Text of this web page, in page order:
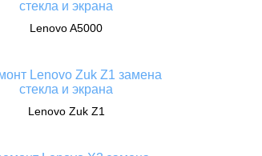
Lenovo A5000
Lenovo Zuk Z1